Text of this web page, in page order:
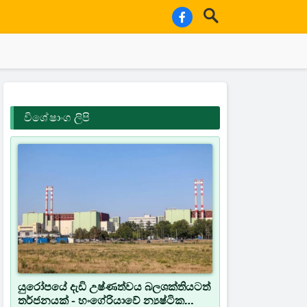
විශේෂාංග ලිපි
යුරෝපයේ දැඩි උෂ්ණත්වය බලශක්තියටත්
තර්ජනයක් - හංගේරියාවේ න්‍යෂ්ටික